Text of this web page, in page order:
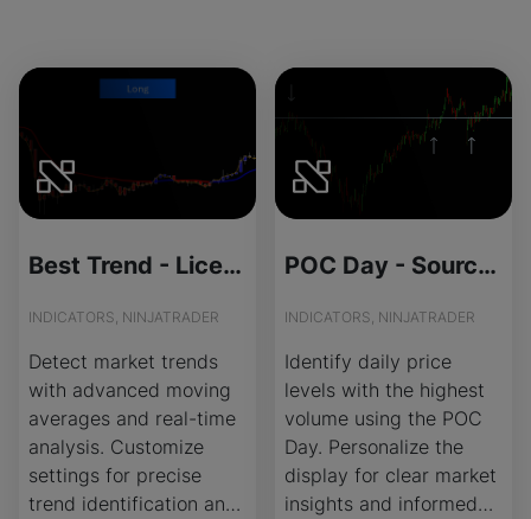
Best Trend - License Version
INDICATORS, NINJATRADER
Detect market trends
with advanced moving
averages and real-time
analysis. Customize
settings for precise
trend identification and
POC Day - Source Code
INDICATORS, NINJATRADER
Identify daily price
levels with the highest
volume using the POC
Day. Personalize the
display for clear market
insights and informed